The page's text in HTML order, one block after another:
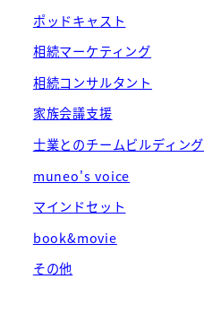
ポッドキャスト
相続マーケティング
相続コンサルタント
家族会議支援
士業とのチームビルディング
muneo's voice
マインドセット
book&movie
その他